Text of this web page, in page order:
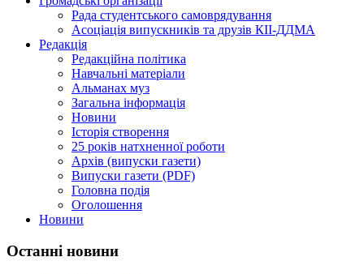
Рада студентського самоврядування
Асоціація випускників та друзів КІІ-ДДМА
Редакція
Редакційна політика
Навчальні матеріали
Альманах муз
Загальна інформація
Новини
Історія створення
25 років натхненної роботи
Архів (випуски газети)
Випуски газети (PDF)
Головна подія
Оголошення
Новини
Останні новини